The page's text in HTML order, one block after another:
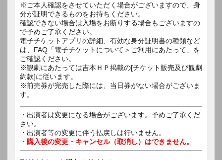
※ご本人確認をさせていただく場合がございますので、身
分が証明できるものをお持ちください。
確認できない場合は入場をお断りする場合もございますの
で予めご了承ください。
電子チケットアプリの詳細、有効な身分証明書の種類など
は、FAQ「電子チケットについて＞ご利用にあたって」を
ご確認ください。
※観劇にあたっては吉本ＨＰ掲載の[チケット販売及び観劇
約款]に従います。
※前売券が完売した際には、当日券がない場合がございま
す。
・出演者は変更になる場合がございます。予めご了承くだ
さい。
・出演者等の変更に伴う払戻しは行いません。
・購入後の変更・キャンセル（取消し）はできません。